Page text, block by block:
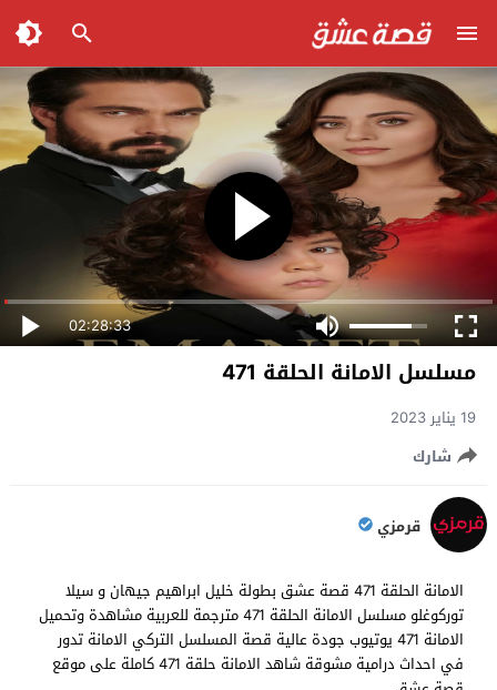
02:28:33
مسلسل الامانة الحلقة 471
19 يناير 2023
شارك
قرمزي
الامانة الحلقة 471 قصة عشق بطولة خليل ابراهيم جيهان و سيلا
توركوغلو مسلسل الامانة الحلقة 471 مترجمة للعربية مشاهدة وتحميل
الامانة 471 يوتيوب جودة عالية قصة المسلسل التركي الامانة تدور
في احداث ​​درامية مشوقة شاهد الامانة حلقة 471 كاملة على موقع